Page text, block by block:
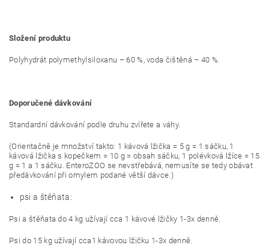
Složení produktu
Polyhydrát polymethylsiloxanu – 60 %, voda čištěná – 40 %.
Doporučené dávkování
Standardní dávkování podle druhu zvířete a váhy.
(Orientačně je množství takto: 1 kávová lžička = 5 g = 1 sáčku, 1
kávová lžička s kopečkem = 10 g = obsah sáčku, 1 polévková lžíce = 15
g = 1 a 1 sáčku. EnteroZOO se nevstřebává, nemusíte se tedy obávat
předávkování při omylem podané větší dávce.)
psi a štěňata:
Psi a štěňata do 4 kg užívají cca 1 kávové lžičky 1-3x denně.
Psi do 15 kg užívají cca1 kávovou lžičku 1-3x denně.